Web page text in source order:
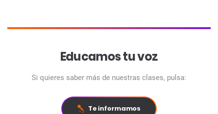
Educamos tu voz
Si quieres saber más de nuestras clases, pulsa:
Te informamos